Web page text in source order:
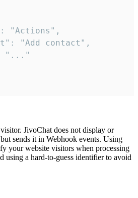
"Actions",
"Add contact",
"..."
JivoChat does not display or
sends it in Webhook events. Using
your website visitors when processing
using a hard-to-guess identifier to avoid